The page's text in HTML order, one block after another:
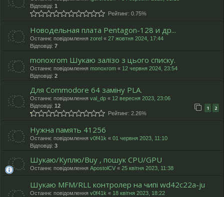
Відповіді: 1
Рейтинг: 0.75%
Новодельная плата Pentagon-128 и др...
Останнє повідомлення zorel « 27 жовтня 2024, 17:44
Відповіді: 7
monoxrom Шукаю залізо з цього списку.
Останнє повідомлення monoxrom « 12 червня 2024, 23:54
Відповіді: 2
Для Commodore 64 заміну PLA.
Останнє повідомлення val_dp « 12 вересня 2023, 23:06
Відповіді: 12 1 2
Рейтинг: 2.26%
Нужна память 41256
Останнє повідомлення v0f41k « 01 червня 2023, 11:10
Відповіді: 3
Шукаю/Куплю/Buy , пошук CPU/GPU
Останнє повідомлення ApostolCV « 25 квітня 2023, 11:38
Шукаю MFM/RLL контролер на чипі wd42c22a-ju
Останнє повідомлення v0f41k « 18 квітня 2023, 18:22